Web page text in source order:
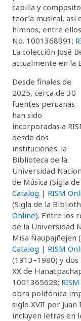
capilla y
teoría musical, así
himnos, entre
No. 1001368991;
La colección José
actualmente en la
Desde finales de
2025, cerca de 30
fuentes peruanas
han sido
incorporadas a
desde dos
instituciones: la
Biblioteca de la
Universidad
de Música (Sigla
Catalog | RISM
(Sigla de la
Online). Entre los
de la Universidad
Misa Ñaupajñejen
Catalog | RISM
(1913–1980) y
XX de
1001365628;
obra polifónica
siglo XVII por
incluyen letras en